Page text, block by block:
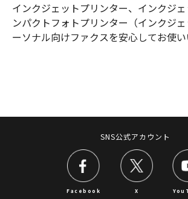
インクジェットプリンター、インクジ
ンパクトフォトプリンター（インクジ
ーソナル向けファクスを安心してお使
SNS公式アカウント
Facebook X